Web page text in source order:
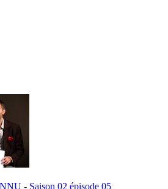
- Saison 02 épisode 05